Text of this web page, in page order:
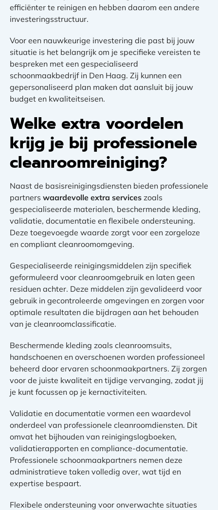
efficiënter te reinigen en hebben daarom een andere
investeringsstructuur.
Voor een nauwkeurige investering die past bij jouw
situatie is het belangrijk om je specifieke vereisten te
bespreken met een gespecialiseerd
schoonmaakbedrijf in Den Haag. Zij kunnen een
gepersonaliseerd plan maken dat aansluit bij jouw
budget en kwaliteitseisen.
Welke extra voordelen
krijg je bij professionele
cleanroomreiniging?
Naast de basisreinigingsdiensten bieden professionele
partners waardevolle extra services zoals
gespecialiseerde materialen, beschermende kleding,
validatie, documentatie en flexibele ondersteuning.
Deze toegevoegde waarde zorgt voor een zorgeloze
en compliant cleanroomomgeving.
Gespecialiseerde reinigingsmiddelen zijn specifiek
geformuleerd voor cleanroomgebruik en laten geen
residuen achter. Deze middelen zijn gevalideerd voor
gebruik in gecontroleerde omgevingen en zorgen voor
optimale resultaten die bijdragen aan het behouden
van je cleanroomclassificatie.
Beschermende kleding zoals cleanroomsuits,
handschoenen en overschoenen worden professioneel
beheerd door ervaren schoonmaakpartners. Zij zorgen
voor de juiste kwaliteit en tijdige vervanging, zodat jij
je kunt focussen op je kernactiviteiten.
Validatie en documentatie vormen een waardevol
onderdeel van professionele cleanroomdiensten. Dit
omvat het bijhouden van reinigingslogboeken,
validatierapporten en compliance-documentatie.
Professionele schoonmaakpartners nemen deze
administratieve taken volledig over, wat tijd en
expertise bespaart.
Flexibele ondersteuning voor onverwachte situaties